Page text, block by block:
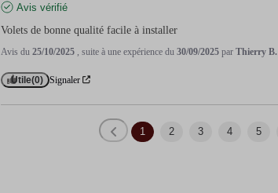
Avis vérifié
Volets de bonne qualité facile à installer
Avis du25/10/2025 , suite à une expérience du30/09/2025 parThierry B.
Utile(0) Signaler
1 2 3 4 5